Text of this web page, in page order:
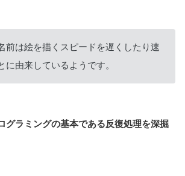
前は絵を描くスピードを遅くしたり速
に由来しているようです。
グラミングの基本である反復処理を深掘